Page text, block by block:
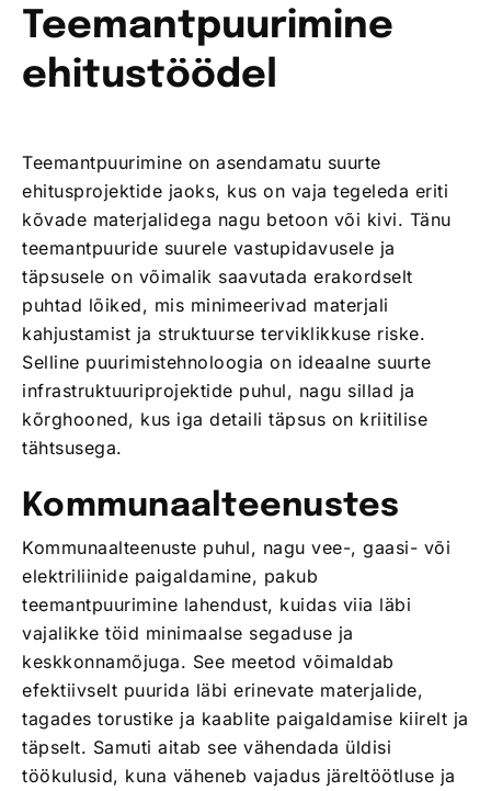
Teemantpuurimine
ehitustöödel
Teemantpuurimine on asendamatu suurte
ehitusprojektide jaoks, kus on vaja tegeleda eriti
kõvade materjalidega nagu betoon või kivi. Tänu
teemantpuuride suurele vastupidavusele ja
täpsusele on võimalik saavutada erakordselt
puhtad lõiked, mis minimeerivad materjali
kahjustamist ja struktuurse terviklikkuse riske.
Selline puurimistehnoloogia on ideaalne suurte
infrastruktuuriprojektide puhul, nagu sillad ja
kõrghooned, kus iga detaili täpsus on kriitilise
tähtsusega.
Kommunaalteenustes
Kommunaalteenuste puhul, nagu vee-, gaasi- või
elektriliinide paigaldamine, pakub
teemantpuurimine lahendust, kuidas viia läbi
vajalikke töid minimaalse segaduse ja
keskkonnamõjuga. See meetod võimaldab
efektiivselt puurida läbi erinevate materjalide,
tagades torustike ja kaablite paigaldamise kiirelt ja
täpselt. Samuti aitab see vähendada üldisi
töökulusid, kuna väheneb vajadus järeltöötluse ja